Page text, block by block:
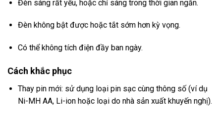
Đèn sáng rất yếu, hoặc chỉ sáng trong thời gian ngắn.
Đèn không bật được hoặc tắt sớm hơn kỳ vọng.
Có thể không tích điện đầy ban ngày.
Cách khắc phục
Thay pin mới: sử dụng loại pin sạc cùng thông số (ví dụ
Ni-MH AA, Li-ion hoặc loại do nhà sản xuất khuyến nghị).